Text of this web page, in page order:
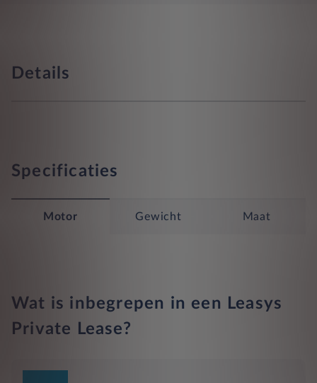
Details
Specificaties
Motor Gewicht Maat
Wat is inbegrepen in een Leasys
Private Lease?